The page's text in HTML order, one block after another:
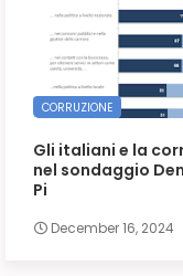
CORRUZIONE
Gli italiani e la
nel sondaggio
Pi
December 16, 2024